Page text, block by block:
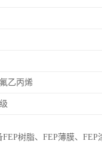
乙丙烯
树脂、FEP薄膜、